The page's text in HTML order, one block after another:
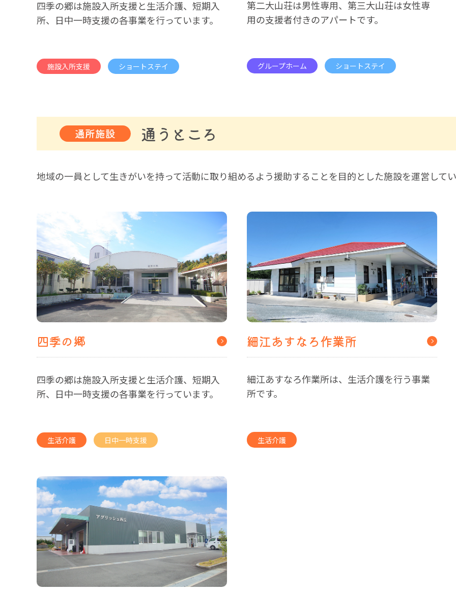
四季の郷は施設入所支援と生活介護、短期入
所、日中一時支援の各事業を行っています。
施設入所支援 ショートステイ
第二大山荘は男性専用、第三大山荘は女性専
用の支援者付きのアパートです。
グループホーム ショートステイ
通所施設 通うところ
地域の一員として生きがいを持って活動に取り組めるよう援助することを目的とした施設を運営して
四季の郷
四季の郷は施設入所支援と生活介護、短期入
所、日中一時支援の各事業を行っています。
生活介護 日中一時支援
細江あすなろ作業所
細江あすなろ作業所は、生活介護を行う事業
所です。
生活介護